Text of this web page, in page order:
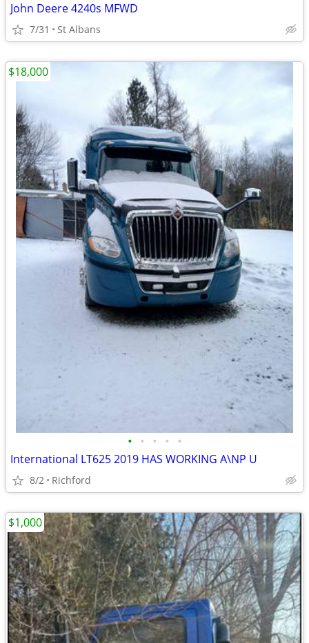
John Deere 4240s MFWD
7/31 St Albans
• • • • •
International LT625 2019 HAS WORKING A\NP U
8/2 Richford
$18,000
$1,000